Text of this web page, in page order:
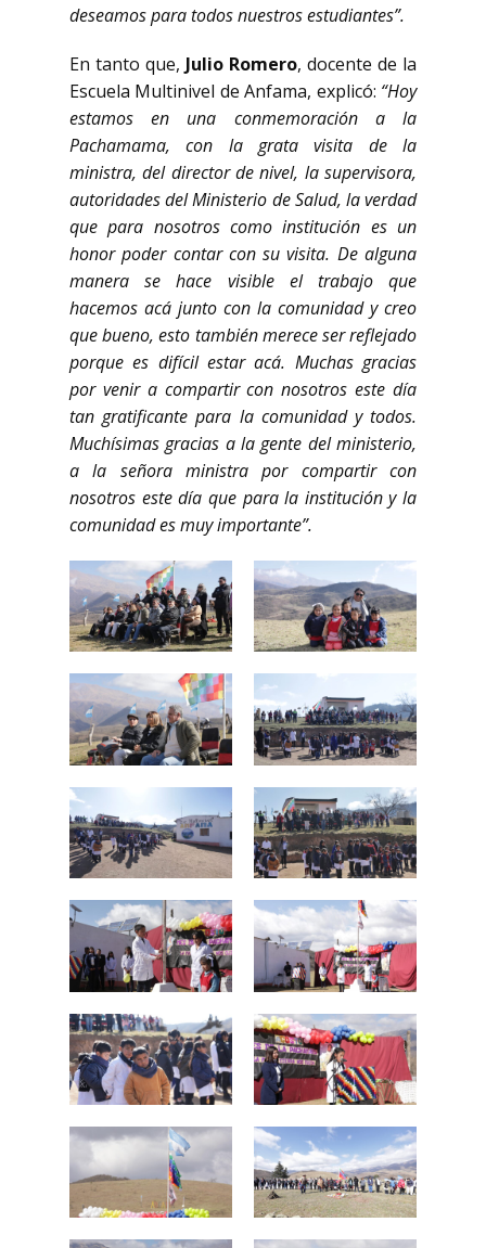
deseamos para todos nuestros estudiantes”.
En tanto que, Julio Romero, docente de la
Escuela Multinivel de Anfama, explicó: “Hoy
estamos en una conmemoración a la
Pachamama, con la grata visita de la
ministra, del director de nivel, la supervisora,
autoridades del Ministerio de Salud, la verdad
que para nosotros como institución es un
honor poder contar con su visita. De alguna
manera se hace visible el trabajo que
hacemos acá junto con la comunidad y creo
que bueno, esto también merece ser reflejado
porque es difícil estar acá. Muchas gracias
por venir a compartir con nosotros este día
tan gratificante para la comunidad y todos.
Muchísimas gracias a la gente del ministerio,
a la señora ministra por compartir con
nosotros este día que para la institución y la
comunidad es muy importante”.